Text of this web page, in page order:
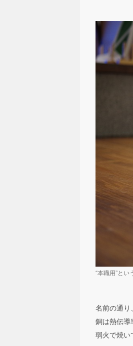
“本職用”と
名前の通り
銅は熱伝導
弱火で焼い